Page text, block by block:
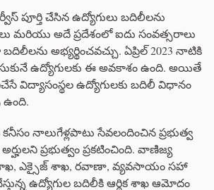
పూర్తి చేసిన ఉద్యోగులు బదిలీలను
మరియు అదే ప్రదేశంలో ఐదు సంవత్సరాలు
అభ్యర్థించవచ్చు. ఏప్రిల్ 2023 నాటికి
ఉద్యోగులకు ఈ అవకాశం ఉంది. అయితే
విద్యాసంస్థల ఉద్యోగులకు బదిలీ విధానం
కనీసం నాలుగేళ్లపాటు సేవలందించిన ప్రభుత్వ
ప్రభుత్వం ప్రకటించింది. వాణిజ్య
శాఖ, ఎక్సైజ్ శాఖ, రవాణా, వ్యవసాయం సహా
ఉద్యోగుల బదిలీకి ఆర్థిక శాఖ ఆమోదం